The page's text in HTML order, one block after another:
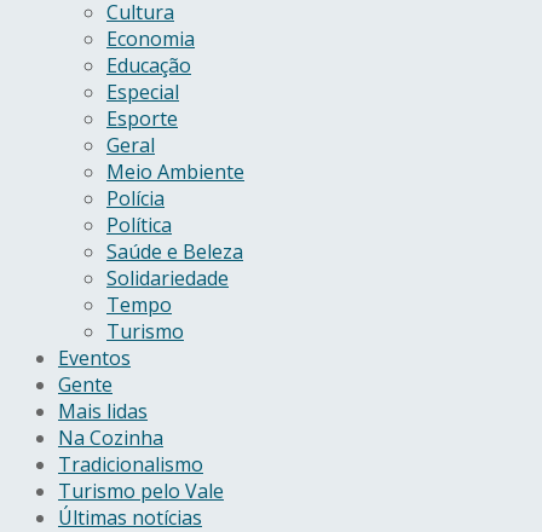
Cultura
Economia
Educação
Especial
Esporte
Geral
Meio Ambiente
Polícia
Política
Saúde e Beleza
Solidariedade
Tempo
Turismo
Eventos
Gente
Mais lidas
Na Cozinha
Tradicionalismo
Turismo pelo Vale
Últimas notícias